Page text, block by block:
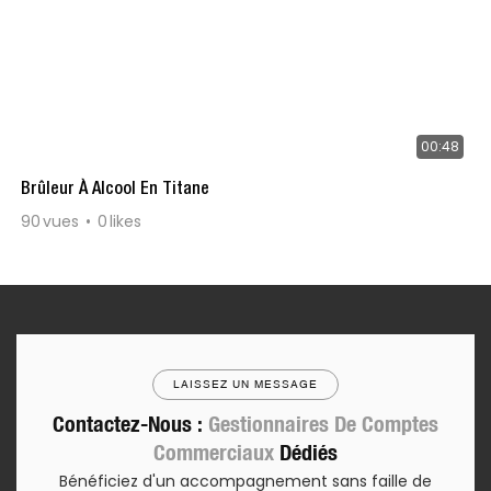
00:48
Brûleur À Alcool En Titane
90vues 0likes
LAISSEZ UN MESSAGE
Contactez-Nous : Gestionnaires De Comptes
Commerciaux Dédiés
Bénéficiez d'un accompagnement sans faille de